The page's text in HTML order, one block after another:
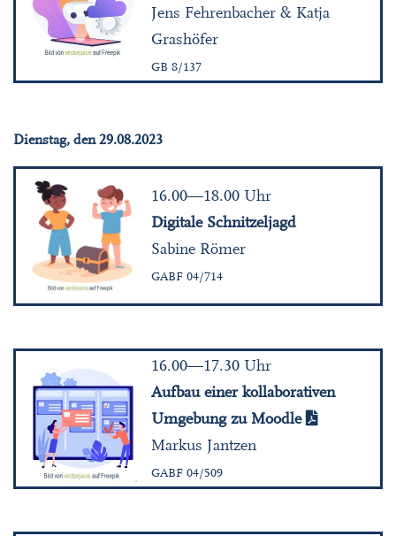
Jens Fehrenbacher & Katja
Grashöfer
GB 8/137
Dienstag, den 29.08.2023
16.00—18.00 Uhr
Digitale Schnitzeljagd
Sabine Römer
GABF 04/714
16.00—17.30 Uhr
Aufbau einer kollaborativen
Umgebung zu Moodle
Markus Jantzen
GABF 04/509